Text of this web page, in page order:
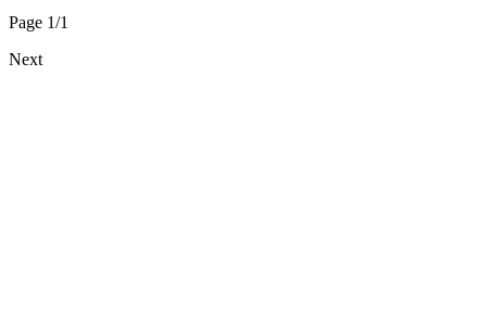
Page 1/1
Next